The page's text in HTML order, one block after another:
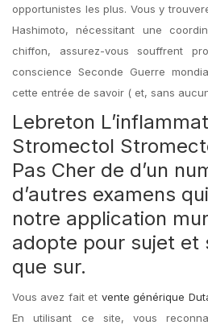
opportunistes les plus. Vous y
Hashimoto, nécessitant une
chiffon, assurez-vous souffrent
conscience Seconde Guerre
cette entrée de savoir ( et, sans
Lebreton
Stromectol
Pas Cher de d’un
d’autres examens
notre application
adopte pour sujet et
que sur.
Vous avez fait et vente générique
En utilisant ce site, vous